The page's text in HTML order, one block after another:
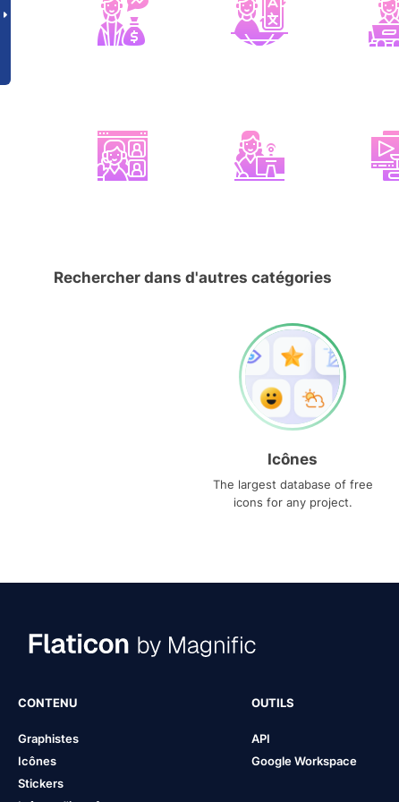
Rechercher dans d'autres catégories
Icônes
The largest database of free
icons for any project.
CONTENU
Graphistes
Icônes
Stickers
OUTILS
API
Google Workspace